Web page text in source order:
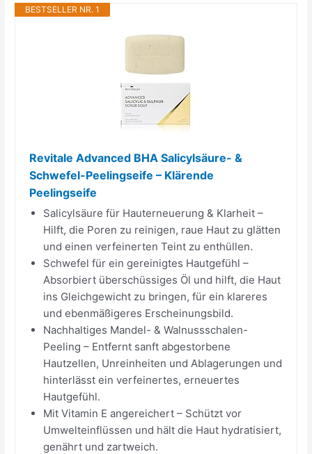
BESTSELLER NR. 1
Revitale Advanced BHA Salicylsäure- &
Schwefel-Peelingseife – Klärende
Peelingseife
Salicylsäure für Hauterneuerung & Klarheit –
Hilft, die Poren zu reinigen, raue Haut zu glätten
und einen verfeinerten Teint zu enthüllen.
Schwefel für ein gereinigtes Hautgefühl –
Absorbiert überschüssiges Öl und hilft, die Haut
ins Gleichgewicht zu bringen, für ein klareres
und ebenmäßigeres Erscheinungsbild.
Nachhaltiges Mandel- & Walnussschalen-
Peeling – Entfernt sanft abgestorbene
Hautzellen, Unreinheiten und Ablagerungen und
hinterlässt ein verfeinertes, erneuertes
Hautgefühl.
Mit Vitamin E angereichert – Schützt vor
Umwelteinflüssen und hält die Haut hydratisiert,
genährt und zartweich.